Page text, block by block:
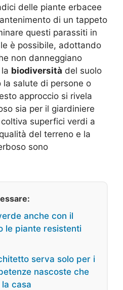
delle piante erbacee
di un tappeto
questi parassiti in
è possibile, adottando
non danneggiano
biodiversità del suolo
la salute di persone o
approccio si rivela
sia per il giardiniere
superfici verdi a
del terreno e la
sono
anche con il
le piante resistenti
serva solo per i
nascoste che
casa